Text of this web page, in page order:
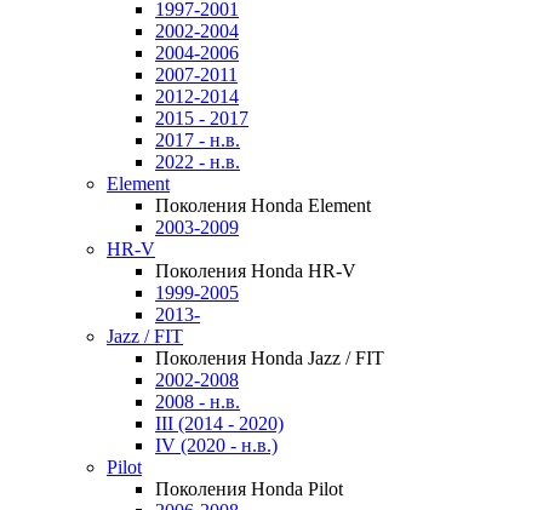
1997-2001
2002-2004
2004-2006
2007-2011
2012-2014
2015 - 2017
2017 - н.в.
2022 - н.в.
Element
Поколения Honda Element
2003-2009
HR-V
Поколения Honda HR-V
1999-2005
2013-
Jazz / FIT
Поколения Honda Jazz / FIT
2002-2008
2008 - н.в.
III (2014 - 2020)
IV (2020 - н.в.)
Pilot
Поколения Honda Pilot